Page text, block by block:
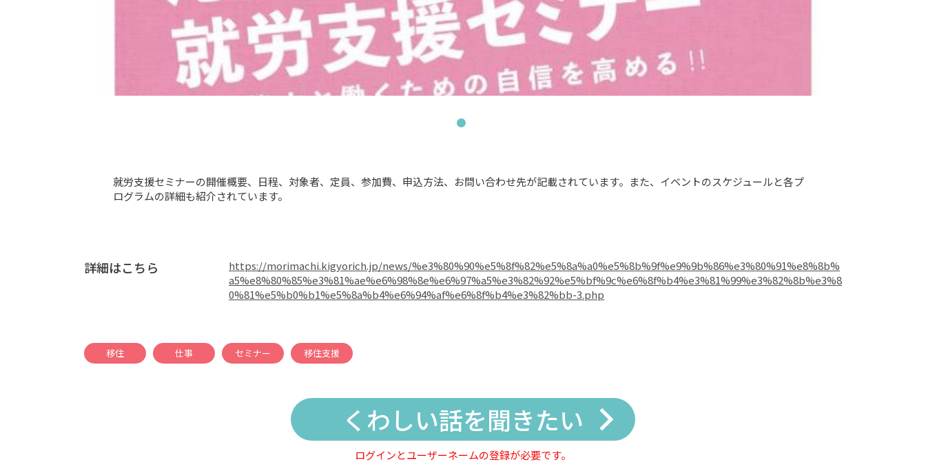
就労支援セミナーの開催概要、日程、対象者、定員、参加費、申込方法、お問い合わせ先が記載されています。また、イベントのスケジュールと各プ
ログラムの詳細も紹介されています。
詳細はこちら
https://morimachi.kigyorich.jp/news/%e3%80%90%e5%8f%82%e5%8a%a0%e5%8b%9f%e9%9b%86%e3%80%91%e8%8b%
a5%e8%80%85%e3%81%ae%e6%98%8e%e6%97%a5%e3%82%92%e5%bf%9c%e6%8f%b4%e3%81%99%e3%82%8b%e3%8
0%81%e5%b0%b1%e5%8a%b4%e6%94%af%e6%8f%b4%e3%82%bb-3.php
移住 仕事 セミナー 移住支援
くわしい話を聞きたい
ログインとユーザーネームの登録が必要です。